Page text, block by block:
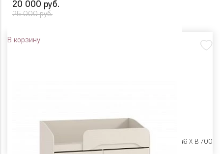
20 000 руб.
25 000 руб.
В корзину
Ш 1842 X Г 846 X В 700